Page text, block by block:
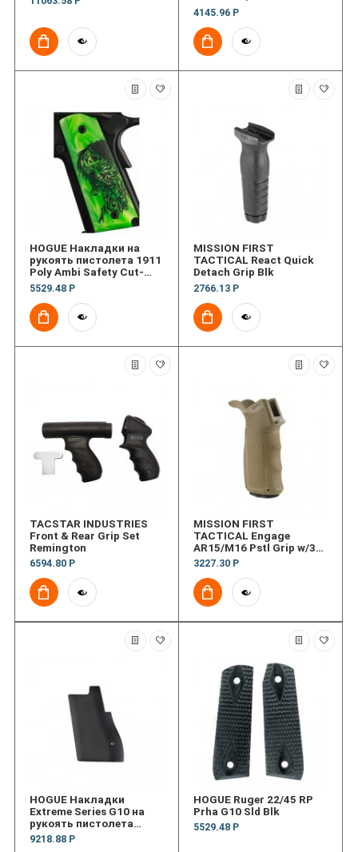
Pearlized-Polymer Ambi-
Cut
4145.96 Р
HOGUE Накладки на
рукоять пистолета 1911
Poly Ambi Safety Cut-
Zombie Green/Ivory
5529.48 Р
MISSION FIRST
TACTICAL React Quick
Detach Grip Blk
2766.13 Р
TACSTAR INDUSTRIES
Front & Rear Grip Set
Remington
6594.80 Р
MISSION FIRST
TACTICAL Engage
AR15/M16 Pstl Grip w/3
Straps SDE
3227.30 Р
HOGUE Накладки
Extreme Series G10 на
рукоять пистолета
Desert Eagle
9218.88 Р
HOGUE Ruger 22/45 RP
Prha G10 Sld Blk
5529.48 Р